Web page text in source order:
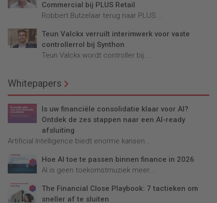
Commercial bij PLUS Retail
Robbert Butzelaar terug naar PLUS...
Teun Valckx verruilt interimwerk voor vaste
controllerrol bij Synthon
Teun Valckx wordt controller bij...
Whitepapers
Is uw financiële consolidatie klaar voor AI?
Ontdek de zes stappen naar een AI-ready
afsluiting
Artificial Intelligence biedt enorme kansen...
Hoe AI toe te passen binnen finance in 2026
AI is geen toekomstmuziek meer...
The Financial Close Playbook: 7 tactieken om
sneller af te sluiten